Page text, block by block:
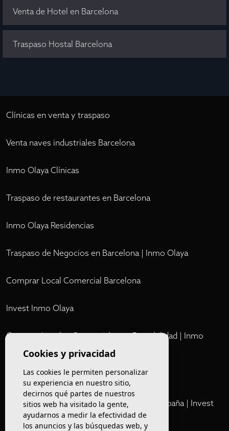
Venta de Hotel en Barcelona
Traspaso Hostal Barcelona
Clínicas en venta y traspaso
Venta naves industriales Barcelona
Inmo Olaya Clínicas
Traspaso de restaurantes en Barcelona
Inmo Olaya Residencias
Traspaso de Negocios en Barcelona | Inmo Olaya
Comprar Local Comercial Barcelona
Invest Inmo Olaya
Comprar Locales Comerciales en Rentabilidad | Inmo
Olaya
Cartera Privada de Activos Hoteleros en España | Invest
Inmo Olaya
Cookies y privacidad
Las cookies le permiten personalizar
su experiencia en nuestro sitio,
decirnos qué partes de nuestros
sitios web ha visitado la gente,
ayudarnos a medir la efectividad de
los anuncios y las búsquedas web, y